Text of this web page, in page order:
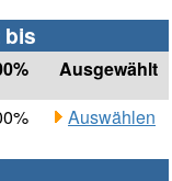
bis
Ausgewählt
Auswählen